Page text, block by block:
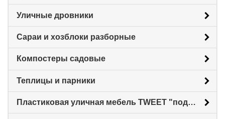
Уличные дровники
Сараи и хозблоки разборные
Компостеры садовые
Теплицы и парники
Пластиковая уличная мебель TWEET "под ротанг"